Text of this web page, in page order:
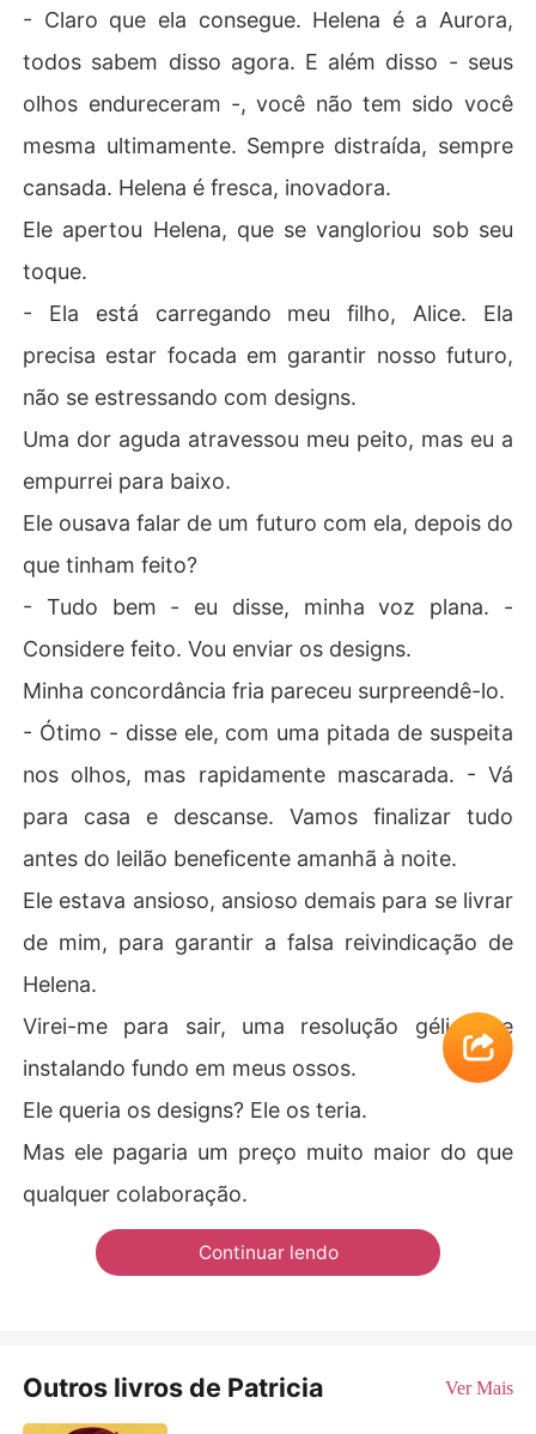
- Claro que ela consegue. Helena é a Aurora,
todos sabem disso agora. E além disso - seus
olhos endureceram -, você não tem sido você
mesma ultimamente. Sempre distraída, sempre
cansada. Helena é fresca, inovadora.
Ele apertou Helena, que se vangloriou sob seu
toque.
- Ela está carregando meu filho, Alice. Ela
precisa estar focada em garantir nosso futuro,
não se estressando com designs.
Uma dor aguda atravessou meu peito, mas eu a
empurrei para baixo.
Ele ousava falar de um futuro com ela, depois do
que tinham feito?
- Tudo bem - eu disse, minha voz plana. -
Considere feito. Vou enviar os designs.
Minha concordância fria pareceu surpreendê-lo.
- Ótimo - disse ele, com uma pitada de suspeita
nos olhos, mas rapidamente mascarada. - Vá
para casa e descanse. Vamos finalizar tudo
antes do leilão beneficente amanhã à noite.
Ele estava ansioso, ansioso demais para se livrar
de mim, para garantir a falsa reivindicação de
Helena.
Virei-me para sair, uma resolução gélida se
instalando fundo em meus ossos.
Ele queria os designs? Ele os teria.
Mas ele pagaria um preço muito maior do que
qualquer colaboração.
Continuar lendo
Outros livros de Patricia Ver Mais